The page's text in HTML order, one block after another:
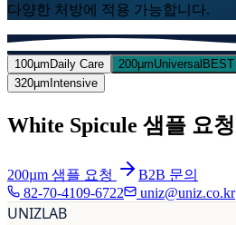
다양한 처방에 적용 가능합니다.
100µm Daily Care 200µmUniversal BEST
320µm Intensive
White Spicule 샘플 요청
200µm 샘플 요청
B2B 문의
82-70-4109-6722
uniz@uniz.co.kr
UNIZLAB